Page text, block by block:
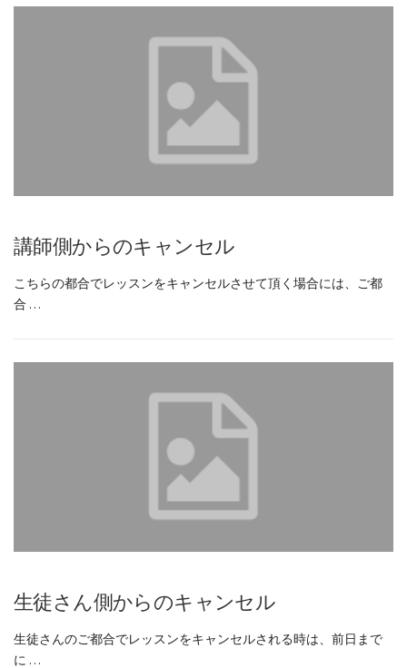
講師側からのキャンセル
こちらの都合でレッスンをキャンセルさせて頂く場合には、ご都
合 …
生徒さん側からのキャンセル
生徒さんのご都合でレッスンをキャンセルされる時は、前日まで
に …